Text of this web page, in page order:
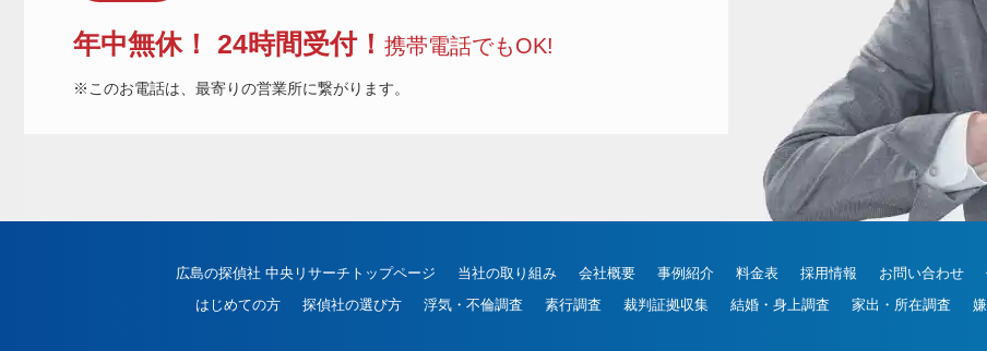
年中無休！ 24時間受付！ 携帯電話でもOK!
※このお電話は、最寄りの営業所に繋がります。
広島の探偵社 中央リサーチトップページ 当社の取り組み 会社概要 事例紹介 料金表 採用情報 お問い合わせ
はじめての方
探偵社の選び方 浮気・不倫調査 素行調査 裁判証拠収集 結婚・身上調査 家出・所在調査